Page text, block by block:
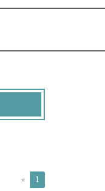
« 1